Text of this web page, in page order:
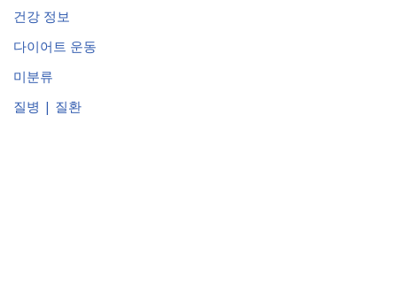
건강 정보
다이어트 운동
미분류
질병 | 질환